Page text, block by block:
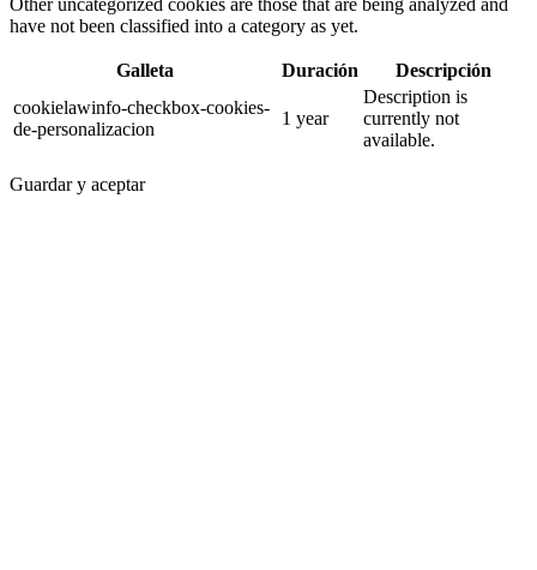
Other uncategorized cookies are those that are being analyzed and
have not been classified into a category as yet.
Galleta Duración
Descripción
cookielawinfo-checkbox-cookies-
de-personalizacion
1 year
Description is
currently not
available.
Guardar y aceptar